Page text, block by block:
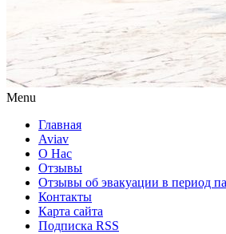
Menu
Главная
Aviav
О Нас
Отзывы
Отзывы об эвакуации в период
Контакты
Карта сайта
Подписка RSS